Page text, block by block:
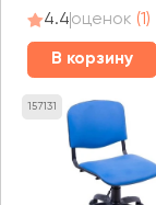
4.4оценок (1)
В корзину
157131